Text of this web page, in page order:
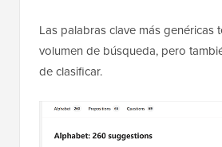
Las palabras clave más genéricas
volumen de búsqueda, pero
de clasificar.